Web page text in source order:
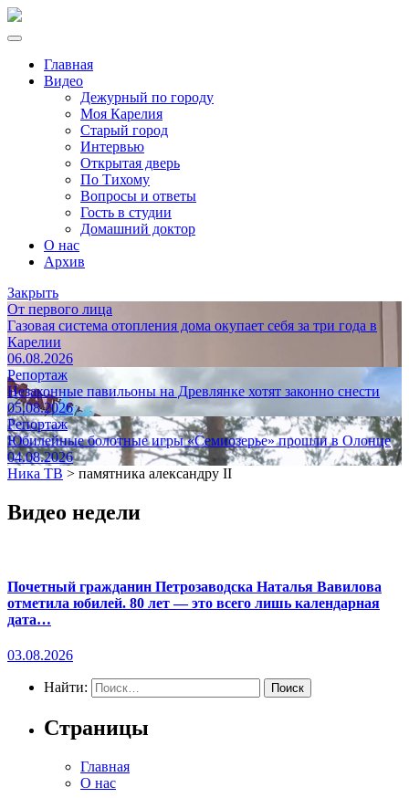
Главная
Видео
Дежурный по городу
Моя Карелия
Старый город
Интервью
Открытая дверь
По Тихому
Вопросы и ответы
Гость в студии
Домашний доктор
О нас
Архив
Закрыть
От первого лица
Газовая система отопления дома окупает себя за три года в
Карелии
06.08.2026
Репортаж
Незаконные павильоны на Древлянке хотят законно снести
05.08.2026
Репортаж
Юбилейные болотные игры «Семиозерье» прошли в Олонце
04.08.2026
Ника ТВ > памятника александру II
Видео недели
Почетный гражданин Петрозаводска Наталья Вавилова
отметила юбилей. 80 лет — это всего лишь календарная
дата…
03.08.2026
Найти:
Страницы
Главная
О нас